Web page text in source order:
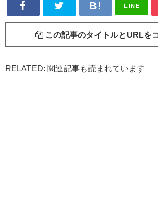
LINE
この記事のタイトルとURLを
RELATED: 関連記事も読まれています